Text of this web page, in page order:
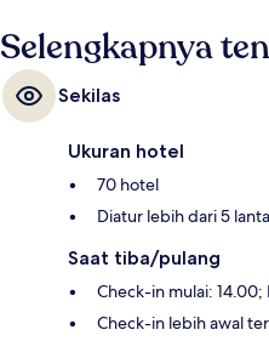
Selengkapnya
Sekilas
Ukuran hotel
70 hotel
Diatur lebih dari 5
Saat tiba/pulang
Check-in mulai:
Check-in lebih awal